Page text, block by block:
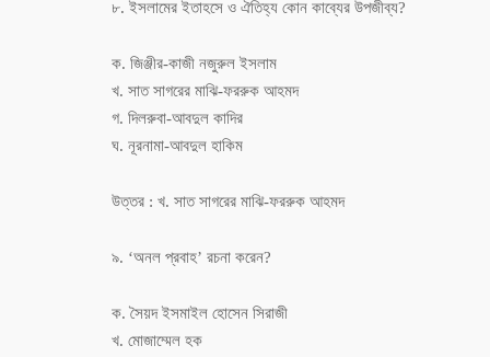
৮. ইসলামের ইতাহসে ও ঐতিহ্য কোন কাব্যের উপজীব্য?
ক. জিঞ্জীর-কাজী নজুরুল ইসলাম
খ. সাত সাগরের মাঝি-ফররুক আহমদ
গ. দিলরুবা-আবদুল কাদির
ঘ. নূরনামা-আবদুল হাকিম
উত্তর : খ. সাত সাগরের মাঝি-ফররুক আহমদ
৯. ‘অনল প্রবাহ’ রচনা করেন?
ক. সৈয়দ ইসমাইল হোসেন সিরাজী
খ. মোজাম্মেল হক